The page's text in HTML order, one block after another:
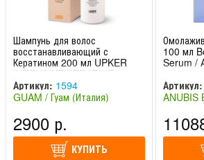
Шампунь для волос
восстанавливающий с
Кератином 200 мл UPKER
INTENSIVE KERATINE
GUAM / Гуам
Артикул: 1594
GUAM / Гуам (Италия)
2900 р.
КУПИТЬ
100 мл
Serum /
Артикул:
ANUBIS